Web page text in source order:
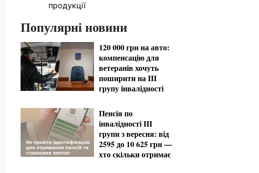
продукції
Популярні новини
120 000 грн на авто:
компенсацію для
ветеранів хочуть
поширити на III
групу інвалідності
Пенсія по
інвалідності III
групи з вересня: від
2595 до 10 625 грн —
хто скільки отримає